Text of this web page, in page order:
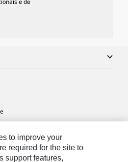
e de
to improve your
required for the site to
support features,